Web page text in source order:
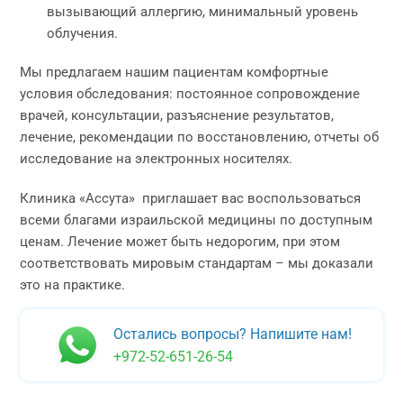
вызывающий аллергию, минимальный уровень
облучения.
Мы предлагаем нашим пациентам комфортные
условия обследования: постоянное сопровождение
врачей, консультации, разъяснение результатов,
лечение, рекомендации по восстановлению, отчеты об
исследование на электронных носителях.
Клиника «Ассута» приглашает вас воспользоваться
всеми благами израильской медицины по доступным
ценам. Лечение может быть недорогим, при этом
соответствовать мировым стандартам – мы доказали
это на практике.
Остались вопросы? Напишите нам!
+972-52-651-26-54